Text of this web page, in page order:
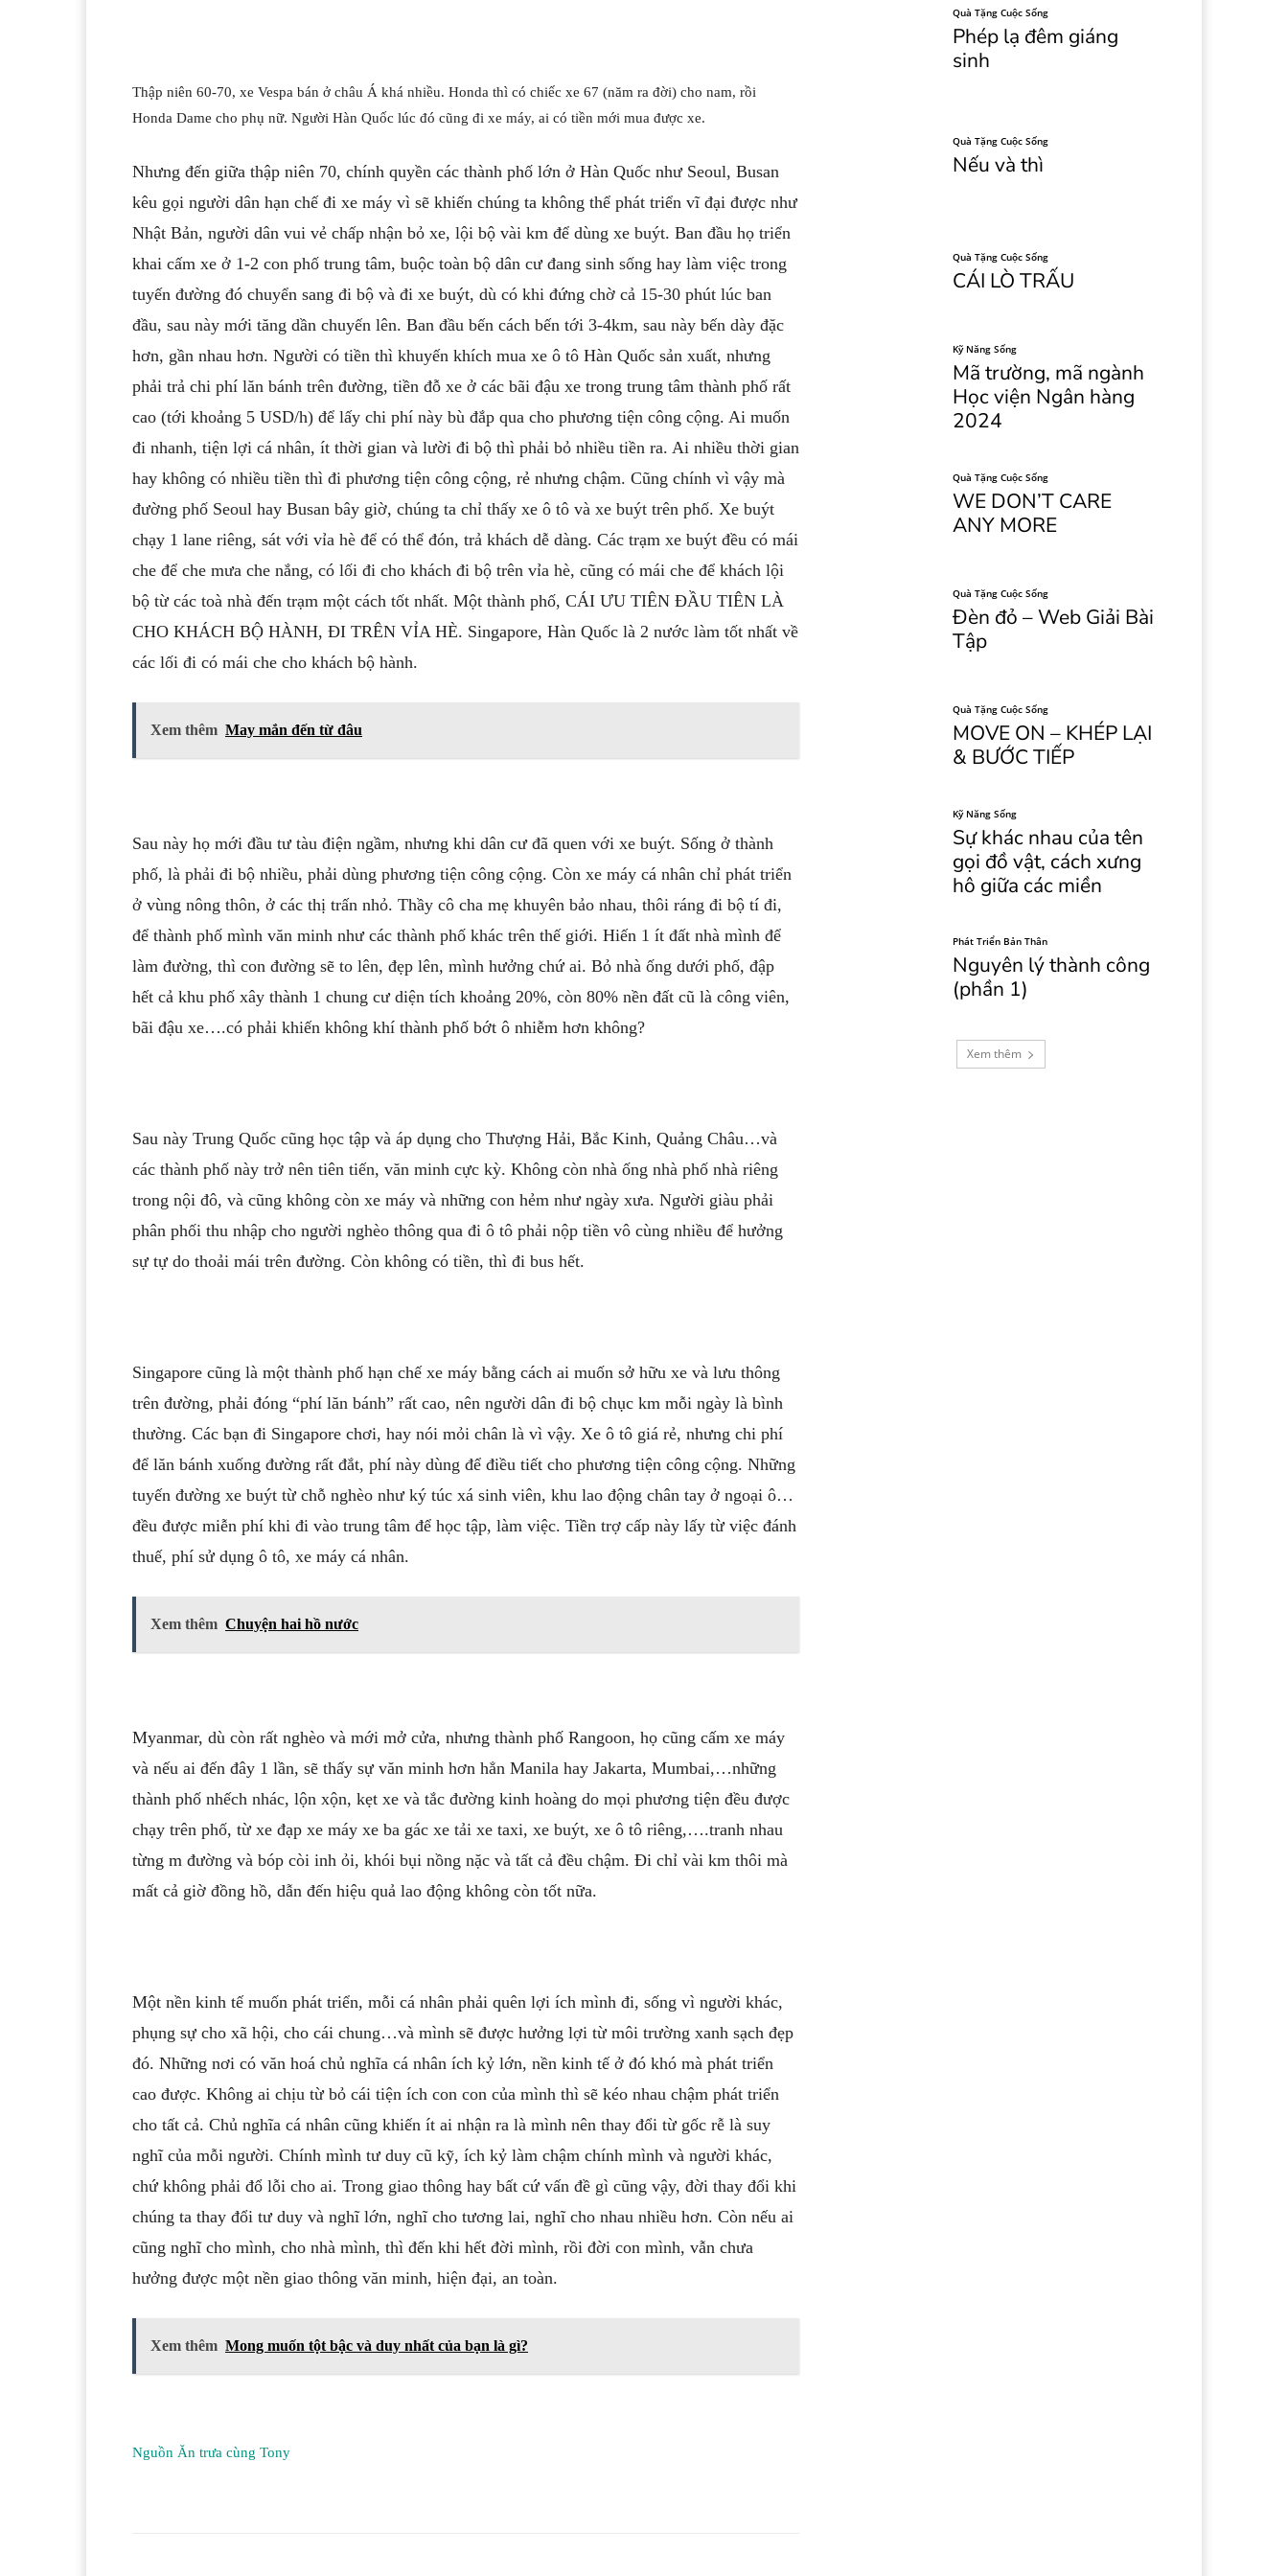
Thập niên 60-70, xe Vespa bán ở châu Á khá nhiều. Honda thì có chiếc xe 67 (năm ra đời) cho nam, rồi
Honda Dame cho phụ nữ. Người Hàn Quốc lúc đó cũng đi xe máy, ai có tiền mới mua được xe.
Nhưng đến giữa thập niên 70, chính quyền các thành phố lớn ở Hàn Quốc như Seoul, Busan
kêu gọi người dân hạn chế đi xe máy vì sẽ khiến chúng ta không thể phát triển vĩ đại được như
Nhật Bản, người dân vui vẻ chấp nhận bỏ xe, lội bộ vài km để dùng xe buýt. Ban đầu họ triển
khai cấm xe ở 1-2 con phố trung tâm, buộc toàn bộ dân cư đang sinh sống hay làm việc trong
tuyến đường đó chuyển sang đi bộ và đi xe buýt, dù có khi đứng chờ cả 15-30 phút lúc ban
đầu, sau này mới tăng dần chuyến lên. Ban đầu bến cách bến tới 3-4km, sau này bến dày đặc
hơn, gần nhau hơn. Người có tiền thì khuyến khích mua xe ô tô Hàn Quốc sản xuất, nhưng
phải trả chi phí lăn bánh trên đường, tiền đỗ xe ở các bãi đậu xe trong trung tâm thành phố rất
cao (tới khoảng 5 USD/h) để lấy chi phí này bù đắp qua cho phương tiện công cộng. Ai muốn
đi nhanh, tiện lợi cá nhân, ít thời gian và lười đi bộ thì phải bỏ nhiều tiền ra. Ai nhiều thời gian
hay không có nhiều tiền thì đi phương tiện công cộng, rẻ nhưng chậm. Cũng chính vì vậy mà
đường phố Seoul hay Busan bây giờ, chúng ta chỉ thấy xe ô tô và xe buýt trên phố. Xe buýt
chạy 1 lane riêng, sát với vỉa hè để có thể đón, trả khách dễ dàng. Các trạm xe buýt đều có mái
che để che mưa che nắng, có lối đi cho khách đi bộ trên vỉa hè, cũng có mái che để khách lội
bộ từ các toà nhà đến trạm một cách tốt nhất. Một thành phố, CÁI ƯU TIÊN ĐẦU TIÊN LÀ
CHO KHÁCH BỘ HÀNH, ĐI TRÊN VỈA HÈ. Singapore, Hàn Quốc là 2 nước làm tốt nhất về
các lối đi có mái che cho khách bộ hành.
Xem thêm May mắn đến từ đâu
Sau này họ mới đầu tư tàu điện ngầm, nhưng khi dân cư đã quen với xe buýt. Sống ở thành
phố, là phải đi bộ nhiều, phải dùng phương tiện công cộng. Còn xe máy cá nhân chỉ phát triển
ở vùng nông thôn, ở các thị trấn nhỏ. Thầy cô cha mẹ khuyên bảo nhau, thôi ráng đi bộ tí đi,
để thành phố mình văn minh như các thành phố khác trên thế giới. Hiến 1 ít đất nhà mình để
làm đường, thì con đường sẽ to lên, đẹp lên, mình hưởng chứ ai. Bỏ nhà ống dưới phố, đập
hết cả khu phố xây thành 1 chung cư diện tích khoảng 20%, còn 80% nền đất cũ là công viên,
bãi đậu xe….có phải khiến không khí thành phố bớt ô nhiễm hơn không?
Sau này Trung Quốc cũng học tập và áp dụng cho Thượng Hải, Bắc Kinh, Quảng Châu…và
các thành phố này trở nên tiên tiến, văn minh cực kỳ. Không còn nhà ống nhà phố nhà riêng
trong nội đô, và cũng không còn xe máy và những con hẻm như ngày xưa. Người giàu phải
phân phối thu nhập cho người nghèo thông qua đi ô tô phải nộp tiền vô cùng nhiều để hưởng
sự tự do thoải mái trên đường. Còn không có tiền, thì đi bus hết.
Singapore cũng là một thành phố hạn chế xe máy bằng cách ai muốn sở hữu xe và lưu thông
trên đường, phải đóng “phí lăn bánh” rất cao, nên người dân đi bộ chục km mỗi ngày là bình
thường. Các bạn đi Singapore chơi, hay nói mỏi chân là vì vậy. Xe ô tô giá rẻ, nhưng chi phí
để lăn bánh xuống đường rất đắt, phí này dùng để điều tiết cho phương tiện công cộng. Những
tuyến đường xe buýt từ chỗ nghèo như ký túc xá sinh viên, khu lao động chân tay ở ngoại ô…
đều được miễn phí khi đi vào trung tâm để học tập, làm việc. Tiền trợ cấp này lấy từ việc đánh
thuế, phí sử dụng ô tô, xe máy cá nhân.
Xem thêm Chuyện hai hồ nước
Myanmar, dù còn rất nghèo và mới mở cửa, nhưng thành phố Rangoon, họ cũng cấm xe máy
và nếu ai đến đây 1 lần, sẽ thấy sự văn minh hơn hẳn Manila hay Jakarta, Mumbai,…những
thành phố nhếch nhác, lộn xộn, kẹt xe và tắc đường kinh hoàng do mọi phương tiện đều được
chạy trên phố, từ xe đạp xe máy xe ba gác xe tải xe taxi, xe buýt, xe ô tô riêng,….tranh nhau
từng m đường và bóp còi inh ỏi, khói bụi nồng nặc và tất cả đều chậm. Đi chỉ vài km thôi mà
mất cả giờ đồng hồ, dẫn đến hiệu quả lao động không còn tốt nữa.
Một nền kinh tế muốn phát triển, mỗi cá nhân phải quên lợi ích mình đi, sống vì người khác,
phụng sự cho xã hội, cho cái chung…và mình sẽ được hưởng lợi từ môi trường xanh sạch đẹp
đó. Những nơi có văn hoá chủ nghĩa cá nhân ích kỷ lớn, nền kinh tế ở đó khó mà phát triển
cao được. Không ai chịu từ bỏ cái tiện ích con con của mình thì sẽ kéo nhau chậm phát triển
cho tất cả. Chủ nghĩa cá nhân cũng khiến ít ai nhận ra là mình nên thay đổi từ gốc rễ là suy
nghĩ của mỗi người. Chính mình tư duy cũ kỹ, ích kỷ làm chậm chính mình và người khác,
chứ không phải đổ lỗi cho ai. Trong giao thông hay bất cứ vấn đề gì cũng vậy, đời thay đổi khi
chúng ta thay đổi tư duy và nghĩ lớn, nghĩ cho tương lai, nghĩ cho nhau nhiều hơn. Còn nếu ai
cũng nghĩ cho mình, cho nhà mình, thì đến khi hết đời mình, rồi đời con mình, vẫn chưa
hưởng được một nền giao thông văn minh, hiện đại, an toàn.
Xem thêm Mong muốn tột bậc và duy nhất của bạn là gì?
Nguồn Ăn trưa cùng Tony
Quà Tặng Cuộc Sống
Phép lạ đêm giáng
sinh
Quà Tặng Cuộc Sống
Nếu và thì
Quà Tặng Cuộc Sống
CÁI LÒ TRẤU
Kỹ Năng Sống
Mã trường, mã ngành
Học viện Ngân hàng
2024
Quà Tặng Cuộc Sống
WE DON’T CARE
ANY MORE
Quà Tặng Cuộc Sống
Đèn đỏ – Web Giải Bài
Tập
Quà Tặng Cuộc Sống
MOVE ON – KHÉP LẠI
& BƯỚC TIẾP
Kỹ Năng Sống
Sự khác nhau của tên
gọi đồ vật, cách xưng
hô giữa các miền
Phát Triển Bản Thân
Nguyên lý thành công
(phần 1)
Xem thêm